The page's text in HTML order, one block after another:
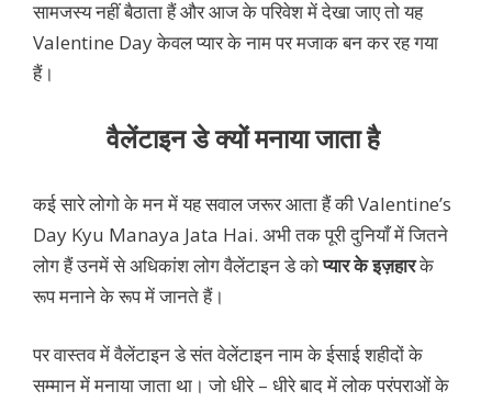
सामजस्य नहीं बैठाता हैं और आज के परिवेश में देखा जाए तो यह
Valentine Day केवल प्यार के नाम पर मजाक बन कर रह गया
हैं।
वैलेंटाइन डे क्यों मनाया जाता है
कई सारे लोगो के मन में यह सवाल जरूर आता हैं की Valentine’s
Day Kyu Manaya Jata Hai. अभी तक पूरी दुनियाँ में जितने
लोग हैं उनमें से अधिकांश लोग वैलेंटाइन डे कोप्यार के इज़हारके
रूप मनाने के रूप में जानते हैं।
पर वास्तव में वैलेंटाइन डे संत वेलेंटाइन नाम के ईसाई शहीदों के
सम्मान में मनाया जाता था। जो धीरे – धीरे बाद में लोक परंपराओं के